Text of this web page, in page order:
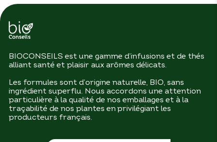
BIOCONSEILS est une gamme d’infusions et de thés
alliant santé et plaisir aux arômes délicats.
Les formules sont d’origine naturelle, BIO, sans
ingrédient superflu. Nous accordons une attention
particulière à la qualité de nos emballages et à la
traçabilité de nos plantes en privilégiant les
producteurs français.